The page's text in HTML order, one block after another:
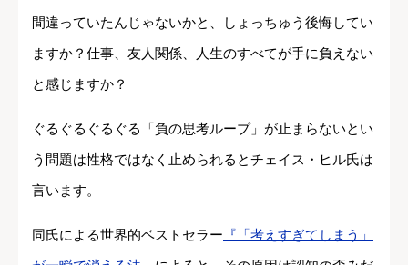
間違っていたんじゃないかと、しょっちゅう後悔してい
ますか？仕事、友人関係、人生のすべてが手に負えない
と感じますか？
ぐるぐるぐるぐる「負の思考ループ」が止まらないとい
う問題は性格ではなく止められるとチェイス・ヒル氏は
言います。
同氏による世界的ベストセラー 『「考えすぎてしまう」